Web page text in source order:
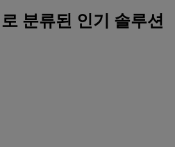
분류된 인기 솔루션